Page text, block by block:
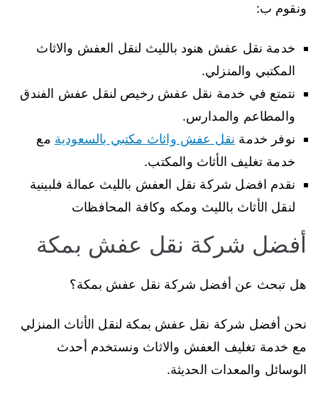
ونقوم ب:
خدمة نقل عفش هنود بالليث لنقل العفش والاثاث
المكتبي والمنزلي.
نتمتع في خدمة نقل عفش رخيص لنقل عفش الفندق
والمطاعم والمدارس.
نوفر خدمة نقل عفش واثاث مكتبي بالسعودية مع
خدمة تغليف الأثاث والمكتب.
نقدم افضل شركة نقل العفش بالليث عمالة فلبينية
لنقل الأثاث بالليث ومكه وكافة المحافظات
أفضل شركة نقل عفش بمكة
هل تبحث عن أفضل شركة نقل عفش بمكة؟
نحن أفضل شركة نقل عفش بمكة لنقل الأثاث المنزلي
مع خدمة تغليف العفش والاثاث ونستخدم أحدث
الوسائل والمعدات الحديثة.